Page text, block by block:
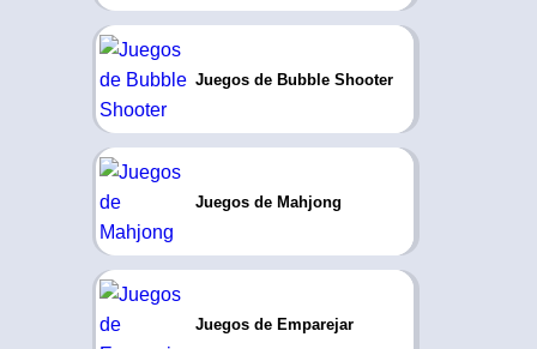
Juegos de Bubble Shooter
Juegos de Mahjong
Juegos de Emparejar